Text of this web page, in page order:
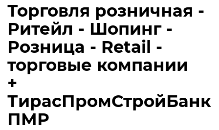
Торговля розничная -
Ритейл - Шопинг -
Розница - Retail -
торговые компании
+
ТирасПромСтройБанк
ПМР